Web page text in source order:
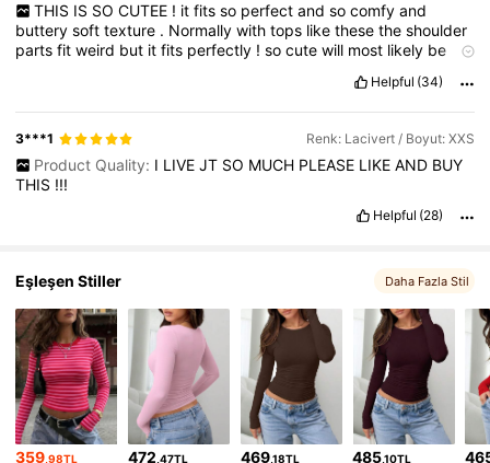
THIS IS SO CUTEE ! it fits so perfect and so comfy and
butterysofttexture . Normallywithtops likethesetheshoulder
partsfitweird but itfits perfectly !socutewill most likely be
Helpful (34)
3***1 Renk: Lacivert / Boyut: XXS
Product Quality: I LIVE JT SO MUCH PLEASE LIKE AND BUY
THIS !!!
Helpful (28)
Eşleşen Stiller Daha Fazla Stil
359 ,98TL 472 ,47TL 469,18TL 485,10TL